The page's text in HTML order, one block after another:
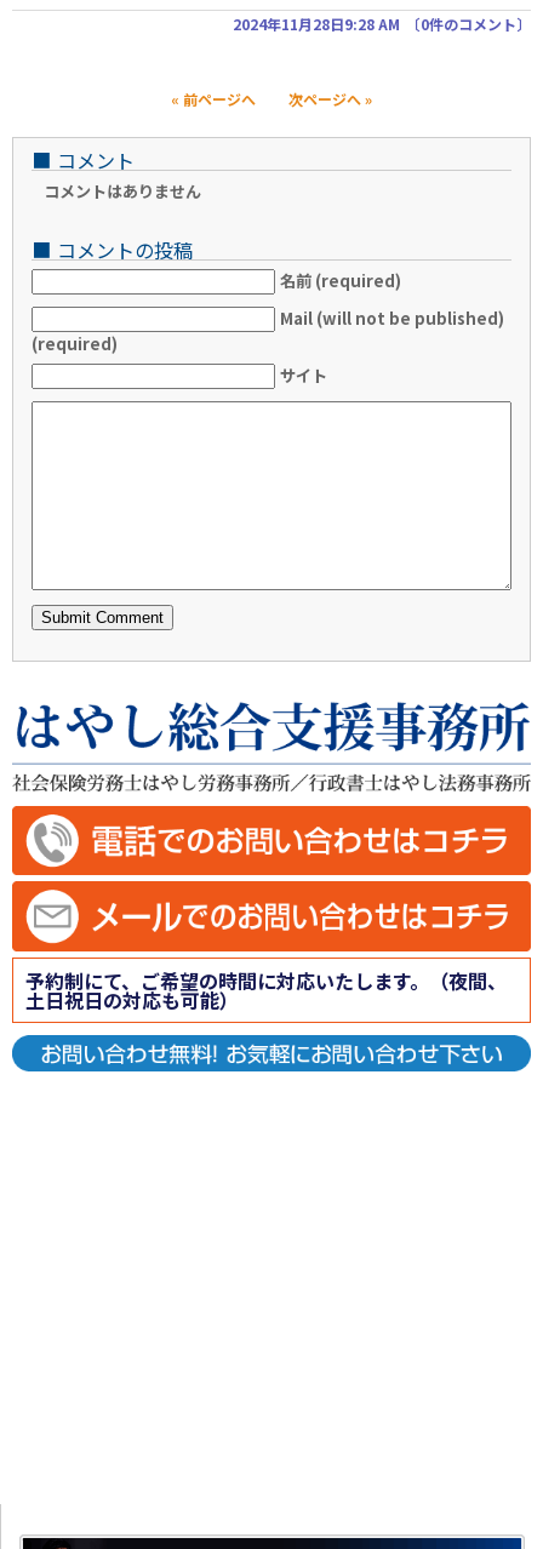
2024年11月28日9:28 AM 〔0件のコメント〕
« 前ページへ 次ページへ »
■ コメント
コメントはありません
■ コメントの投稿
名前 (required)
Mail (will not be published)
(required)
サイト
予約制にて、ご希望の時間に対応いたします。（夜間、
土日祝日の対応も可能）